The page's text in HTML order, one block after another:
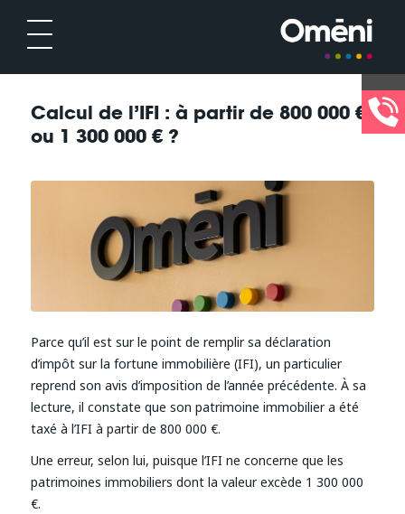
Calcul de l’IFI : à partir de 800 000 €
ou 1 300 000 € ?
Parce qu’il est sur le point de remplir sa déclaration
d’impôt sur la fortune immobilière (IFI), un particulier
reprend son avis d’imposition de l’année précédente. À sa
lecture, il constate que son patrimoine immobilier a été
taxé à l’IFI à partir de 800 000 €.
Une erreur, selon lui, puisque l’IFI ne concerne que les
patrimoines immobiliers dont la valeur excède 1 300 000
€.